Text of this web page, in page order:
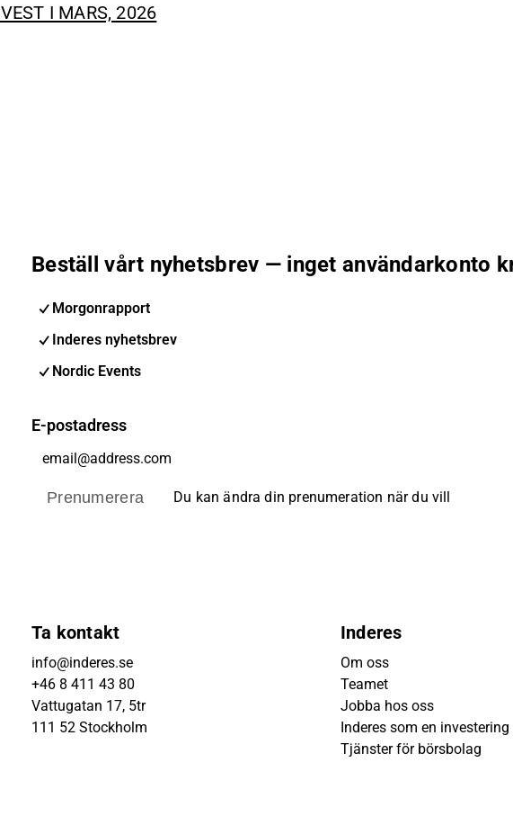
I MARS, 2026
Beställ vårt nyhetsbrev — inget användarkonto
Morgonrapport
Inderes nyhetsbrev
Nordic Events
E-postadress
Prenumerera Du kan ändra din prenumeration när du vill
Ta kontakt
info@inderes.se
+46 8 411 43 80
Vattugatan 17, 5tr
111 52 Stockholm
Inderes
Om oss
Teamet
Jobba hos oss
Inderes som en investering
Tjänster för börsbolag